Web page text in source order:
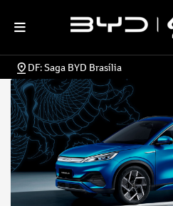
DF: Saga BYD Brasília